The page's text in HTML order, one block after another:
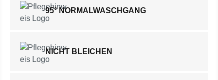
95° NORMALWASCHGANG
NICHT BLEICHEN